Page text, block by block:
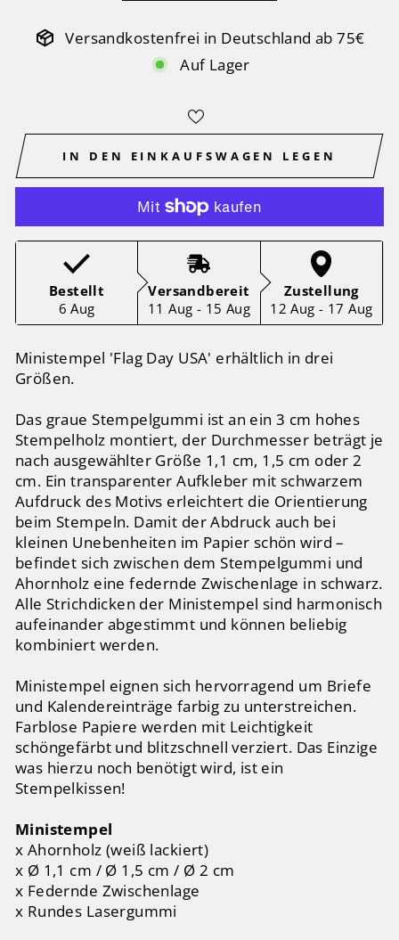
Versandkostenfrei in Deutschland ab 75€
Auf Lager
IN DEN EINKAUFSWAGEN LEGEN
Bestellt
6 Aug
Versandbereit
11 Aug - 15 Aug
Zustellung
12 Aug - 17 Aug
Ministempel 'Flag Day USA' erhältlich in drei
Größen.
Das graue Stempelgummi ist an ein 3 cm hohes
Stempelholz montiert, der Durchmesser beträgt je
nach ausgewählter Größe 1,1 cm, 1,5 cm oder 2
cm. Ein transparenter Aufkleber mit schwarzem
Aufdruck des Motivs erleichtert die Orientierung
beim Stempeln. Damit der Abdruck auch bei
kleinen Unebenheiten im Papier schön wird –
befindet sich zwischen dem Stempelgummi und
Ahornholz eine federnde Zwischenlage in schwarz.
Alle Strichdicken der Ministempel sind harmonisch
aufeinander abgestimmt und können beliebig
kombiniert werden.
Ministempel eignen sich hervorragend um Briefe
und Kalendereinträge farbig zu unterstreichen.
Farblose Papiere werden mit Leichtigkeit
schöngefärbt und blitzschnell verziert. Das Einzige
was hierzu noch benötigt wird, ist ein
Stempelkissen!
Ministempel
x Ahornholz (weiß lackiert)
x Ø 1,1 cm / Ø 1,5 cm / Ø 2 cm
x Federnde Zwischenlage
x Rundes Lasergummi